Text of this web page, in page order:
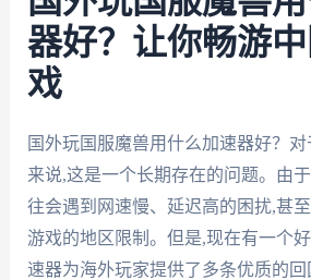
器好？让你畅游
戏
国外玩国服魔兽用什么加速器好？
来说,这是一个长期存在的问题。由
往会遇到网速慢、延迟高的困扰,甚
游戏的地区限制。但是,现在有一个
速器为海外玩家提供了多条优质的